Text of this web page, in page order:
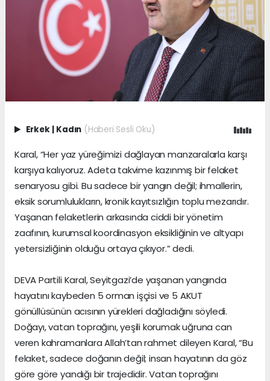
Erkek Kadın (Haberi Sesli Oku)
Karal, “Her yaz yüreğimizi dağlayan manzaralarla karşı
karşıya kalıyoruz. Adeta takvime kazınmış bir felaket
senaryosu gibi. Bu sadece bir yangın değil; ihmallerin,
eksik sorumlulukların, kronik kayıtsızlığın toplu mezarıdır.
Yaşanan felaketlerin arkasında ciddi bir yönetim
zaafının, kurumsal koordinasyon eksikliğinin ve altyapı
yetersizliğinin olduğu ortaya çıkıyor.” dedi.
DEVA Partili Karal, Seyitgazi’de yaşanan yangında
hayatını kaybeden 5 orman işçisi ve 5 AKUT
gönüllüsünün acısının yürekleri dağladığını söyledi.
Doğayı, vatan toprağını, yeşili korumak uğruna can
veren kahramanlara Allah’tan rahmet dileyen Karal, “Bu
felaket, sadece doğanın değil; insan hayatının da göz
göre göre yandığı bir trajedidir. Vatan toprağını